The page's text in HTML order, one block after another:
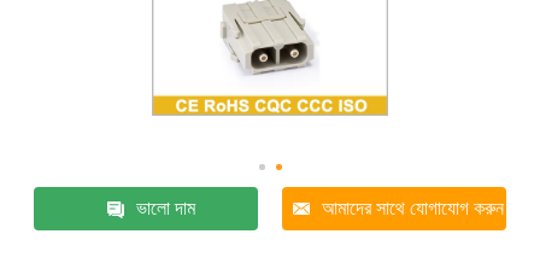
ভালো দাম আমাদের সাথে যোগাযোগ করুন